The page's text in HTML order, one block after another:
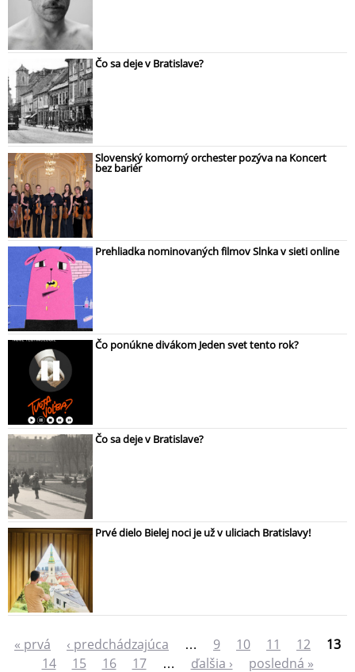
Čo sa deje v Bratislave?
Slovenský komorný orchester pozýva na Koncert
bez bariér
Prehliadka nominovaných filmov Slnka v sieti online
Čo ponúkne divákom Jeden svet tento rok?
Čo sa deje v Bratislave?
Prvé dielo Bielej noci je už v uliciach Bratislavy!
S
« prvá ‹ predchádzajúca … 9 10 11 12
13
14
15 16 17 … ďalšia › posledná »